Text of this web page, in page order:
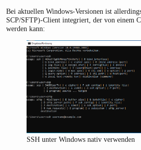
Bei aktuellen Windows-Versionen ist
SCP/SFTP)-Client integriert, der von einem
werden kann:
SSH unter Windows nativ verwenden